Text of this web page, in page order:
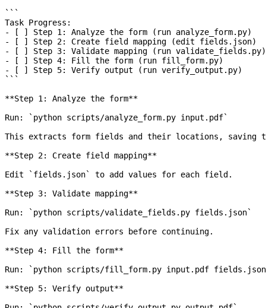
```
Task Progress:
- [ ] Step 1: Analyze the form (run analyze_form.py)
- [ ] Step 2: Create field mapping (edit fields.json)
- [ ] Step 3: Validate mapping (run validate_fields.py)
- [ ] Step 4: Fill the form (run fill_form.py)
- [ ] Step 5: Verify output (run verify_output.py)
```
**Step 1: Analyze the form**
Run:
`python scripts/analyze_form.py input.pdf`
This extracts form fields and their locations, saving
**Step 2: Create field mapping**
Edit
`fields.json`
to add values for each field.
**Step 3: Validate mapping**
Run:
`python scripts/validate_fields.py fields.json`
Fix any validation errors before continuing.
**Step 4: Fill the form**
Run:
`python scripts/fill_form.py input.pdf
**Step 5: Verify output**